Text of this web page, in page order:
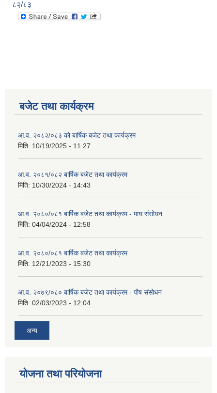
८२/८३
बजेट तथा कार्यक्रम
आ.व. २०८२/०८३ को बार्षिक बजेट तथा कार्यक्रम
मिति: 10/19/2025 - 11:27
आ.व. २०८१/०८२ बार्षिक बजेट तथा कार्यक्रम
मिति: 10/30/2024 - 14:43
आ.व. २०८०/०८१ बार्षिक बजेट तथा कार्यक्रम - माघ संसोधन
मिति: 04/04/2024 - 12:58
आ.व. २०८०/०८१ बार्षिक बजेट तथा कार्यक्रम
मिति: 12/21/2023 - 15:30
आ.व. २०७९/०८० बार्षिक बजेट तथा कार्यक्रम - पौष संसोधन
मिति: 02/03/2023 - 12:04
अन्य
योजना तथा परियोजना